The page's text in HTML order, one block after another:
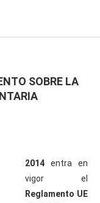
SOBRE LA
2014 entra en
vigor el
Reglamento UE